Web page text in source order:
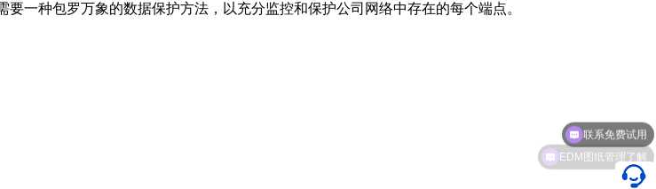
一种包罗万象的数据保护方法，以充分监控和保护公司网络中存在的每个端点。
EDM图纸管理了解